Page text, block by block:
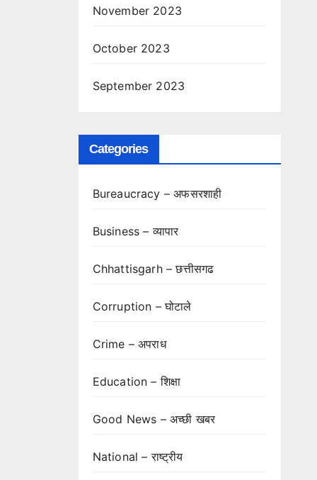
November 2023
October 2023
September 2023
Categories
Bureaucracy – अफसरशाही
Business – व्यापार
Chhattisgarh – छत्तीसगढ
Corruption – घोटाले
Crime – अपराध
Education – शिक्षा
Good News – अच्छी खबर
National – राष्ट्रीय